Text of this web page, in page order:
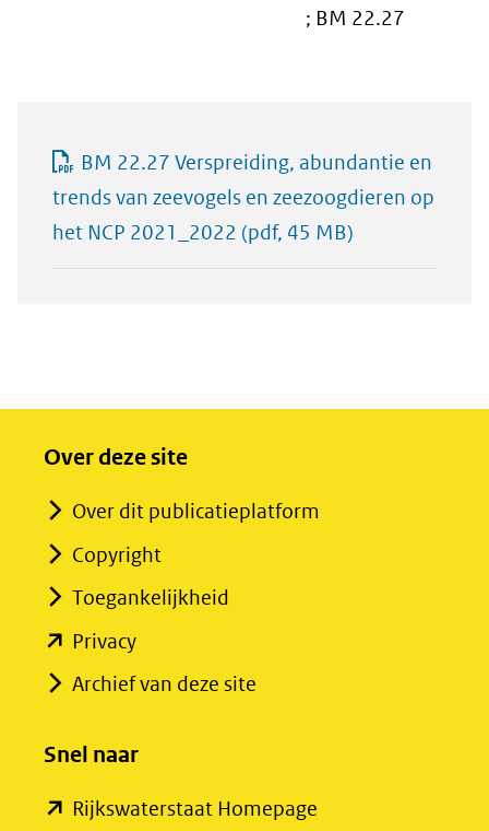
; BM 22.27
BM 22.27 Verspreiding, abundantie en
trends van zeevogels en zeezoogdieren op
het NCP 2021_2022 (pdf, 45 MB)
Over deze site
Over dit publicatieplatform
Copyright
Toegankelijkheid
Privacy(opent
in
venster)
naar
Archief van deze site
Snel naar
Rijkswaterstaat Homepage